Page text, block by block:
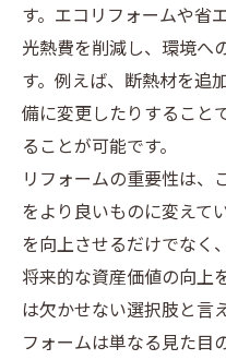
す。エコリフォームや省
光熱費を削減し、環境へ
す。例えば、断熱材を追
備に変更したりすること
ることが可能です。
リフォームの重要性は、
をより良いものに変えて
を向上させるだけでなく
将来的な資産価値の向上
は欠かせない選択肢と言
フォームは単なる見た目